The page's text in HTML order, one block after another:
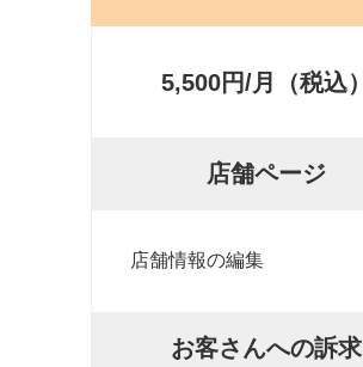
5,500円/月（税込）
店舗ページ
店舗情報の編集
お客さんへの訴求